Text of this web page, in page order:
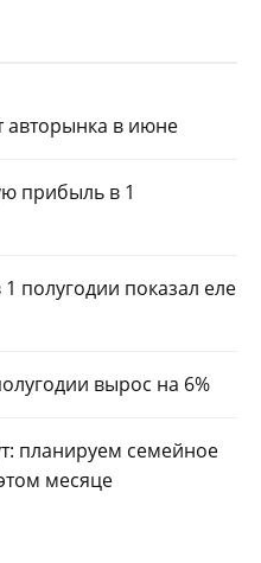
авторынка в июне
прибыль в 1
полугодии показал еле
вырос на 6%
планируем семейное
месяце